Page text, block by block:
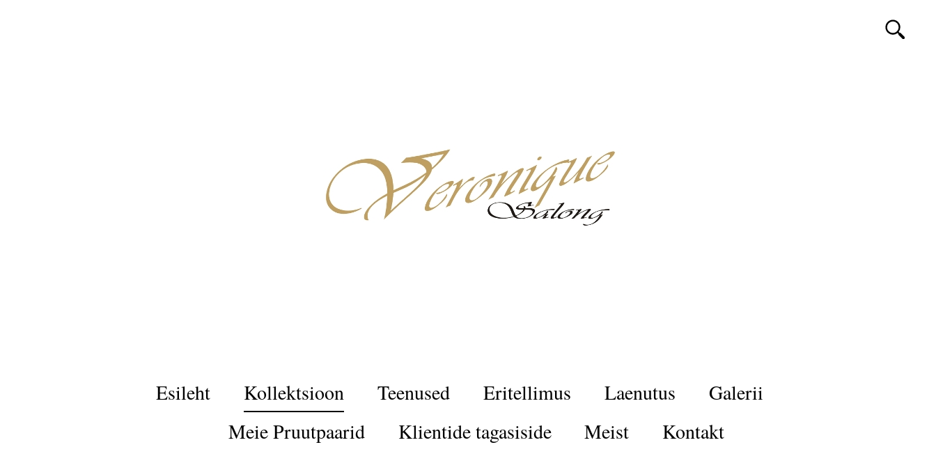
Esileht Kollektsioon Teenused Eritellimus Laenutus
Galerii
Meie Pruutpaarid
Klientide tagasiside Meist Kontakt